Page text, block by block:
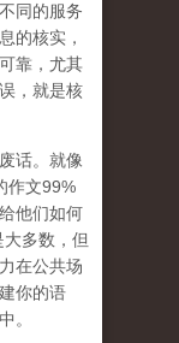
同的服务
的核实，
靠，尤其
，就是核
话。就像
作文99%
他们如何
多数，但
在公共场
你的语
。